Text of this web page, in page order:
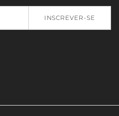
INSCREVER-SE